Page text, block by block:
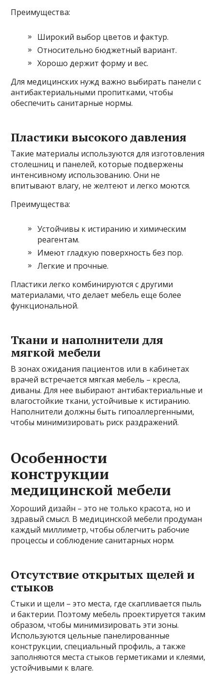
Преимущества:
Широкий выбор цветов и фактур.
Относительно бюджетный вариант.
Хорошо держит форму и вес.
Для медицинских нужд важно выбирать панели с
антибактериальными пропитками, чтобы
обеспечить санитарные нормы.
Пластики высокого давления
Такие материалы используются для изготовления
столешниц и панелей, которые подвержены
интенсивному использованию. Они не
впитывают влагу, не желтеют и легко моются.
Преимущества:
Устойчивы к истиранию и химическим
реагентам.
Имеют гладкую поверхность без пор.
Легкие и прочные.
Пластики легко комбинируются с другими
материалами, что делает мебель еще более
функциональной.
Ткани и наполнители для
мягкой мебели
В зонах ожидания пациентов или в кабинетах
врачей встречается мягкая мебель – кресла,
диваны. Для нее выбирают антибактериальные и
влагостойкие ткани, устойчивые к истиранию.
Наполнители должны быть гипоаллергенными,
чтобы минимизировать риск раздражений.
Особенности
конструкции
медицинской мебели
Хороший дизайн – это не только красота, но и
здравый смысл. В медицинской мебели продуман
каждый миллиметр, чтобы облегчить рабочие
процессы и соблюдение санитарных норм.
Отсутствие открытых щелей и
стыков
Стыки и щели – это места, где скапливается пыль
и бактерии. Поэтому мебель проектируется таким
образом, чтобы минимизировать эти зоны.
Используются цельные панелированные
конструкции, специальный профиль, а также
заполняются места стыков герметиками и клеями,
устойчивыми к влаге.